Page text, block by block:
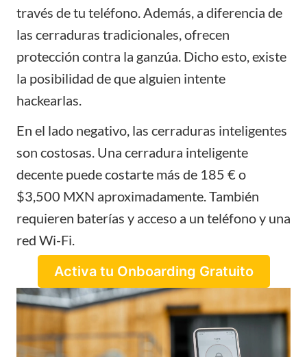
través de tu teléfono. Además, a diferencia de
las cerraduras tradicionales, ofrecen
protección contra la ganzúa. Dicho esto, existe
la posibilidad de que alguien intente
hackearlas.
En el lado negativo, las cerraduras inteligentes
son costosas. Una cerradura inteligente
decente puede costarte más de 185 € o
$3,500 MXN aproximadamente. También
requieren baterías y acceso a un teléfono y una
red Wi-Fi.
Activa tu Onboarding Gratuito